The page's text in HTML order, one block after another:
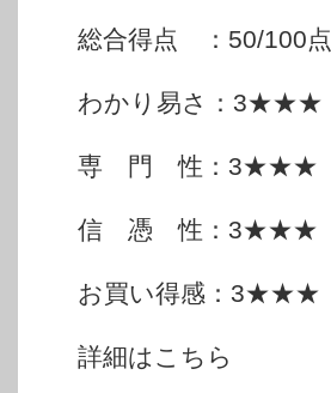
総合得点 ：50/100点
わかり易さ：3★★★
専 門 性：3★★★
信 憑 性：3★★★
お買い得感：3★★★
詳細はこちら